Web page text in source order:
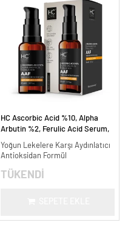
HC Ascorbic Acid %10, Alpha
Arbutin %2, Ferulic Acid Serum,
ml.
Yoğun Lekelere Karşı Aydınlatıcı
Antioksidan Formül
TÜKENDİ